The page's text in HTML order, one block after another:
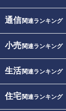
通信関連ランキング
小売関連ランキング
生活関連ランキング
住宅関連ランキング